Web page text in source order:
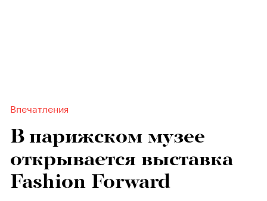
Впечатления
В парижском музее
открывается выставка
Fashion Forward